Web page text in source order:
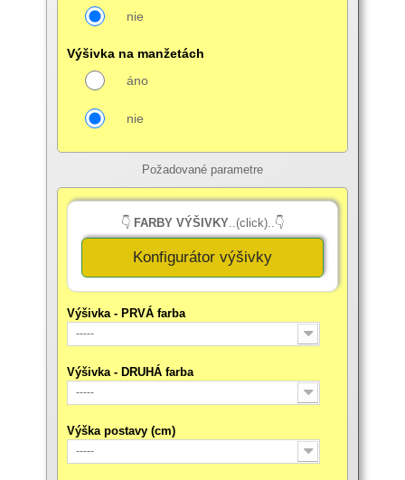
nie
Výšivka na manžetách
áno
nie
Požadované parametre
👇 FARBY VÝŠIVKY..(click)..👇
Konfigurátor výšivky
Výšivka - PRVÁ farba
-----
Výšivka - DRUHÁ farba
-----
Výška postavy (cm)
-----